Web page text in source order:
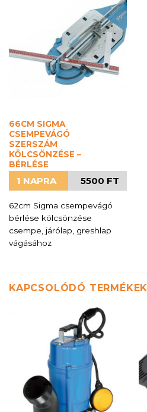
66CM SIGMA
CSEMPEVÁGÓ
SZERSZÁM
KÖLCSÖNZÉSE –
BÉRLÉSE
1 NAPRA 5500 FT
62cm Sigma csempevágó
bérlése kölcsönzése
csempe, járólap, greshlap
vágásához
KAPCSOLÓDÓ TERMÉKEK